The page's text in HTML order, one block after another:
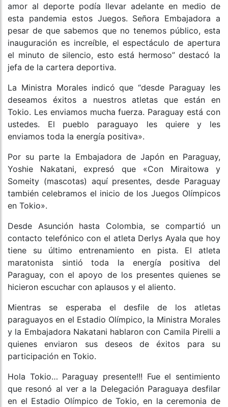
amor al deporte podía llevar adelante en medio de
esta pandemia estos Juegos. Señora Embajadora a
pesar de que sabemos que no tenemos público, esta
inauguración es increíble, el espectáculo de apertura
el minuto de silencio, esto está hermoso” destacó la
jefa de la cartera deportiva.
La Ministra Morales indicó que “desde Paraguay les
deseamos éxitos a nuestros atletas que están en
Tokio. Les enviamos mucha fuerza. Paraguay está con
ustedes. El pueblo paraguayo les quiere y les
enviamos toda la energía positiva».
Por su parte la Embajadora de Japón en Paraguay,
Yoshie Nakatani, expresó que «Con Miraitowa y
Someity (mascotas) aquí presentes, desde Paraguay
también celebramos el inicio de los Juegos Olímpicos
en Tokio».
Desde Asunción hasta Colombia, se compartió un
contacto telefónico con el atleta Derlys Ayala que hoy
tiene su último entrenamiento en pista. El atleta
maratonista sintió toda la energía positiva del
Paraguay, con el apoyo de los presentes quienes se
hicieron escuchar con aplausos y el aliento.
Mientras se esperaba el desfile de los atletas
paraguayos en el Estadio Olímpico, la Ministra Morales
y la Embajadora Nakatani hablaron con Camila Pirelli a
quienes enviaron sus deseos de éxitos para su
participación en Tokio.
Hola Tokio… Paraguay presente!!! Fue el sentimiento
que resonó al ver a la Delegación Paraguaya desfilar
en el Estadio Olímpico de Tokio, en la ceremonia de